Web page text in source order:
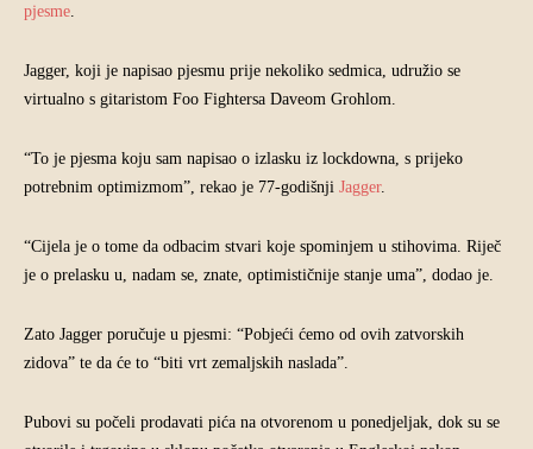
pjesme
Jagger, koji je napisao pjesmu prije nekoliko sedmica, udružio se
virtualno s gitaristom Foo Fightersa Daveom Grohlom.
“To je pjesma koju sam napisao o izlasku iz lockdowna, s prijeko
potrebnim optimizmom”, rekao je 77-godišnji Jagger.
“Cijela je o tome da odbacim stvari koje spominjem u stihovima. Riječ
je o prelasku u, nadam se, znate, optimističnije stanje uma”, dodao je.
Zato Jagger poručuje u pjesmi: “Pobjeći ćemo od ovih zatvorskih
zidova” te da će to “biti vrt zemaljskih naslada”.
Pubovi su počeli prodavati pića na otvorenom u ponedjeljak, dok su se